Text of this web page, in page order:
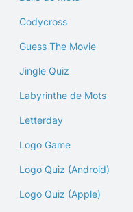
Codycross
Guess The Movie
Jingle Quiz
Labyrinthe de Mots
Letterday
Logo Game
Logo Quiz (Android)
Logo Quiz (Apple)